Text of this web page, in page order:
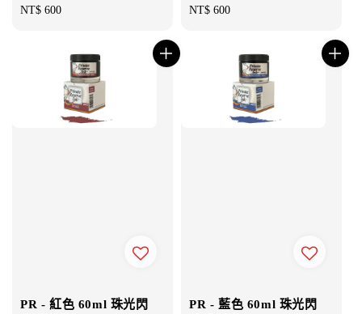
Regular
NT$ 600
Regular
NT$ 600
PR - 紅色 60ml 珠光閃
PR - 藍色 60ml 珠光閃